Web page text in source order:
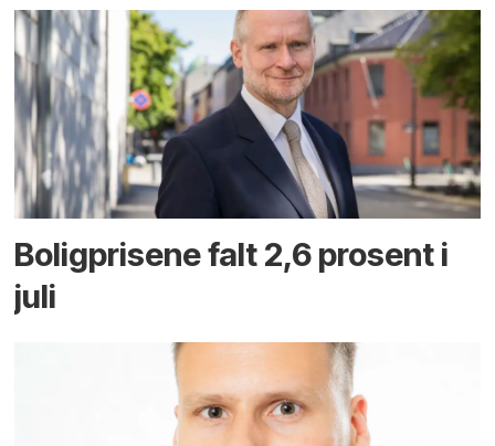
Boligprisene falt 2,6 prosent i
juli